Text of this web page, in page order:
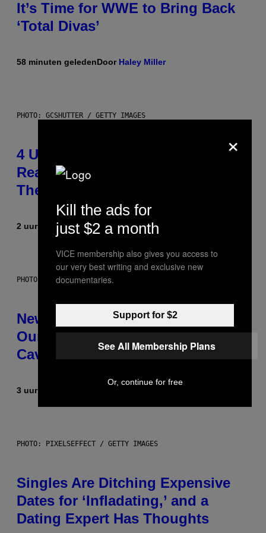
It’s Time for WWE to Bring Back
‘Total Divas’
58 minuten geledenDoor Haley Miller
PHOTO: GCSHUTTER / GETTY IMAGES
4 Unexpected but Common
Reasons Couples End Up in
Therapy, According to an Expert
2 uur geledenDoorSammi Caramela
PHOTO: CSA-PRINTSTOCK / GETTY IMAGES
New Study Reveals We Still Pick
Our Friends the Same Way
Cavemen Did
3 uur geleden
PHOTO: PIXELSEFFECT / GETTY IMAGES
Singles Are Ditching Expensive
Dates for ‘Infladating,’ and a
Dating Expert Has Thoughts
×
Kill the ads for
just $2 a month
VICE membership also gives you access to
our very best writing and exclusive new
documentaries.
Support for $2
See All Membership Plans
Or, continue for free